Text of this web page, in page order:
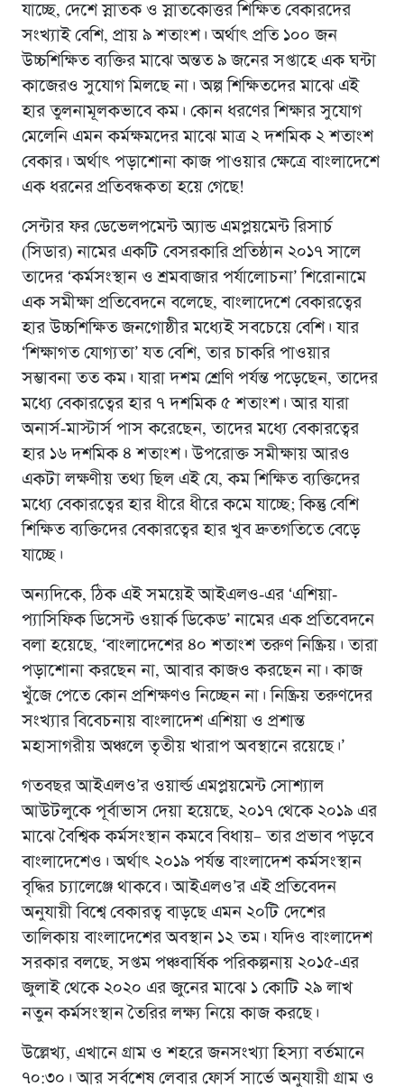
যাচ্ছে, দেশে স্নাতক ও স্নাতকোত্তর শিক্ষিত বেকারদের
সংখ্যাই বেশি, প্রায় ৯ শতাংশ। অর্থাৎ প্রতি ১০০ জন
উচ্চশিক্ষিত ব্যক্তির মাঝে অন্তত ৯ জনের সপ্তাহে এক ঘন্টা
কাজেরও সুযোগ মিলছে না। অল্প শিক্ষিতদের মাঝে এই
হার তুলনামূলকভাবে কম। কোন ধরণের শিক্ষার সুযোগ
মেলেনি এমন কর্মক্ষমদের মাঝে মাত্র ২ দশমিক ২ শতাংশ
বেকার। অর্থাৎ পড়াশোনা কাজ পাওয়ার ক্ষেত্রে বাংলাদেশে
এক ধরনের প্রতিবন্ধকতা হয়ে গেছে!
সেন্টার ফর ডেভেলপমেন্ট অ্যান্ড এমপ্লয়মেন্ট রিসার্চ
(সিডার) নামের একটি বেসরকারি প্রতিষ্ঠান ২০১৭ সালে
তাদের ‘কর্মসংস্থান ও শ্রমবাজার পর্যালোচনা’ শিরোনামে
এক সমীক্ষা প্রতিবেদনে বলেছে, বাংলাদেশে বেকারত্বের
হার উচ্চশিক্ষিত জনগোষ্ঠীর মধ্যেই সবচেয়ে বেশি। যার
‘শিক্ষাগত যোগ্যতা’ যত বেশি, তার চাকরি পাওয়ার
সম্ভাবনা তত কম। যারা দশম শ্রেণি পর্যন্ত পড়েছেন, তাদের
মধ্যে বেকারত্বের হার ৭ দশমিক ৫ শতাংশ। আর যারা
অনার্স-মাস্টার্স পাস করেছেন, তাদের মধ্যে বেকারত্বের
হার ১৬ দশমিক ৪ শতাংশ। উপরোক্ত সমীক্ষায় আরও
একটা লক্ষণীয় তথ্য ছিল এই যে, কম শিক্ষিত ব্যক্তিদের
মধ্যে বেকারত্বের হার ধীরে ধীরে কমে যাচ্ছে; কিন্তু বেশি
শিক্ষিত ব্যক্তিদের বেকারত্বের হার খুব দ্রুতগতিতে বেড়ে
যাচ্ছে।
অন্যদিকে, ঠিক এই সময়েই আইএলও-এর ‘এশিয়া-
প্যাসিফিক ডিসেন্ট ওয়ার্ক ডিকেড’ নামের এক প্রতিবেদনে
বলা হয়েছে, ‘বাংলাদেশের ৪০ শতাংশ তরুণ নিষ্ক্রিয়। তারা
পড়াশোনা করছেন না, আবার কাজও করছেন না। কাজ
খুঁজে পেতে কোন প্রশিক্ষণও নিচ্ছেন না। নিষ্ক্রিয় তরুণদের
সংখ্যার বিবেচনায় বাংলাদেশ এশিয়া ও প্রশান্ত
মহাসাগরীয় অঞ্চলে তৃতীয় খারাপ অবস্থানে রয়েছে।’
গতবছর আইএলও’র ওয়ার্ল্ড এমপ্লয়মেন্ট সোশ্যাল
আউটলুকে পূর্বাভাস দেয়া হয়েছে, ২০১৭ থেকে ২০১৯ এর
মাঝে বৈশ্বিক কর্মসংস্থান কমবে বিধায়– তার প্রভাব পড়বে
বাংলাদেশেও। অর্থাৎ ২০১৯ পর্যন্ত বাংলাদেশ কর্মসংস্থান
বৃদ্ধির চ্যালেঞ্জে থাকবে। আইএলও’র এই প্রতিবেদন
অনুযায়ী বিশ্বে বেকারত্ব বাড়ছে এমন ২০টি দেশের
তালিকায় বাংলাদেশের অবস্থান ১২ তম। যদিও বাংলাদেশ
সরকার বলছে, সপ্তম পঞ্চবার্ষিক পরিকল্পনায় ২০১৫-এর
জুলাই থেকে ২০২০ এর জুনের মাঝে ১ কোটি ২৯ লাখ
নতুন কর্মসংস্থান তৈরির লক্ষ্য নিয়ে কাজ করছে।
উল্লেখ্য, এখানে গ্রাম ও শহরে জনসংখ্যা হিস্যা বর্তমানে
৭০:৩০। আর সর্বশেষ লেবার ফোর্স সার্ভে অনুযায়ী গ্রাম ও